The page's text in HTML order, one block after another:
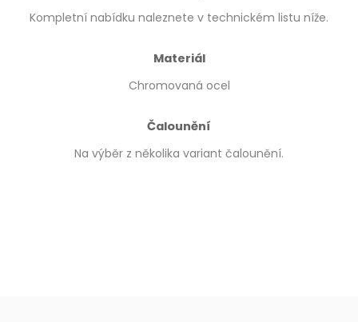
Kompletní nabídku naleznete v technickém listu níže.
Materiál
Chromovaná ocel
Čalounění
Na výběr z několika variant čalounění.